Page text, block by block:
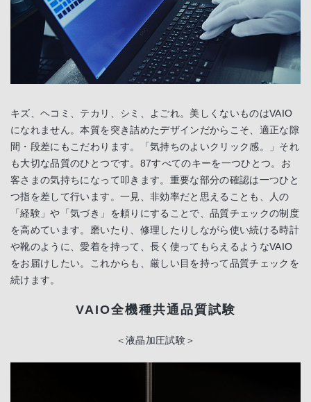
キズ、ヘコミ、テカリ、シミ、よごれ。美しくないものはVAIO
になれません。本質を突き詰めたデザインだからこそ、適正な隙
間・段差にもこだわります。「気持ちのよいクリック感。」それ
も大切な品質のひとつです。87すべてのキーを一つひとつ。お
客さまの気持ちになって叩きます。重要な部分の確認は一つひと
つ指を差して行います。一見、非効率だと思えることも、人の
「経験」や「気づき」を頼りにすることで、品質チェックの制度
を高めています。磨いたり、修理したりしながら使い続ける時計
や靴のように、愛着を持って、長く使ってもらえるようなVAIO
をお届けしたい。これからも、厳しい目を持って品質チェックを
続けます。
VAIO全機種共通品質試験
＜液晶加圧試験＞